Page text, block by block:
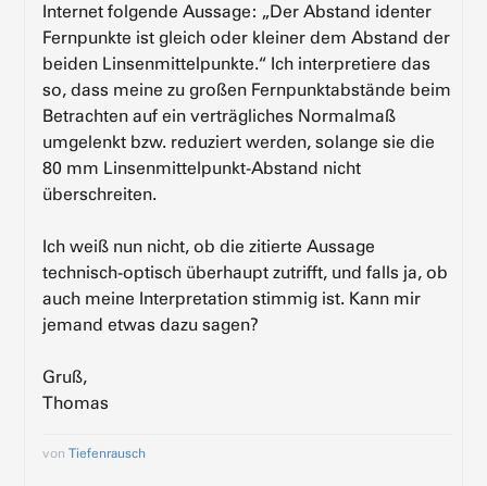
Internet folgende Aussage: „Der Abstand identer
Fernpunkte ist gleich oder kleiner dem Abstand der
beiden Linsenmittelpunkte.“ Ich interpretiere das
so, dass meine zu großen Fernpunktabstände beim
Betrachten auf ein verträgliches Normalmaß
umgelenkt bzw. reduziert werden, solange sie die
80 mm Linsenmittelpunkt-Abstand nicht
überschreiten.
Ich weiß nun nicht, ob die zitierte Aussage
technisch-optisch überhaupt zutrifft, und falls ja, ob
auch meine Interpretation stimmig ist. Kann mir
jemand etwas dazu sagen?
Gruß,
Thomas
vonTiefenrausch